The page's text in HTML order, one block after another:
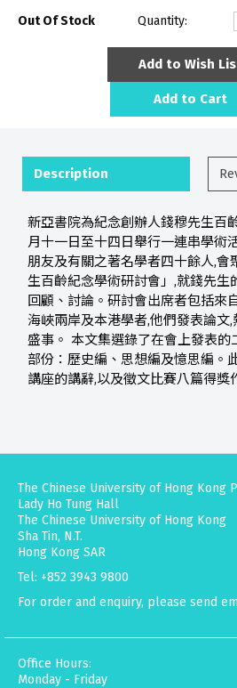
Out Of Stock Quantity:
Add to Wish
Add to Cart
Description
新亞書院為紀念創辦人錢穆先生百
月十一日至十四日舉行一連串學術
朋友及有關之著名學者四十餘人,會
生百齡紀念學術研討會」,就錢先生
回顧、討論。研討會出席者包括來
海峽兩岸及本港學者,他們發表論文
盛事。 本文集選錄了在會上發表的
部份：歷史編、思想編及憶思編。
講座的講辭,以及徵文比賽八篇得獎
The Chinese University of Hong Kong
Lady Ho Tung Hall
The Chinese University of Hong Kong
Sha Tin, N.T.
Hong Kong SAR
Tel: +852 3943 9800
For order and enquiry, please send
Office Hours:
Monday - Friday